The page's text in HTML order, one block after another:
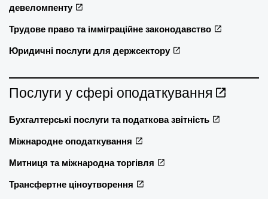
девеломпенту
Трудове право та імміграційне законодавство
Юридичні послуги для держсектору
Послуги у сфері оподаткування
Бухгалтерські послуги та податкова звітність
Міжнародне оподаткування
Митниця та міжнародна торгівля
Трансфертне ціноутворення